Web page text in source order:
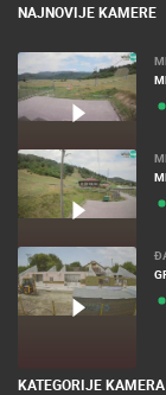
NAJNOVIJE KAMERE
KATEGORIJE KAMERA